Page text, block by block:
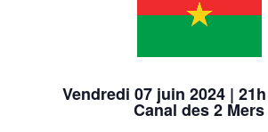
Vendredi 07 juin 2024 |
Canal des 2 Mers